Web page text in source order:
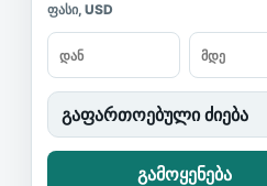
ფასი, USD
გაფართოებული ძიება
გამოყენება